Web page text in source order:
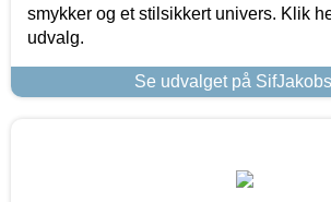
smykker og et stilsikkert univers. Klik
udvalg.
Se udvalget på